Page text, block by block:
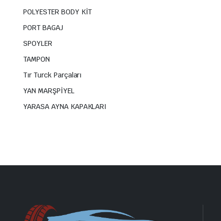
POLYESTER BODY KİT
PORT BAGAJ
SPOYLER
TAMPON
Tır Turck Parçaları
YAN MARŞPİYEL
YARASA AYNA KAPAKLARI